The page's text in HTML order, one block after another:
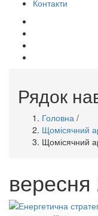
Контакти
Рядок
Головна /
Щомісячний
Щомісячний